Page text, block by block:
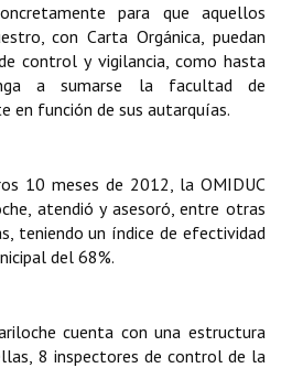
para que aquellos
con Carta Orgánica, puedan
control y vigilancia, como hasta
a sumarse la facultad de
en función de sus autarquías.
10 meses de 2012, la OMIDUC
atendió y asesoró, entre otras
teniendo un índice de efectividad
del 68%.
cuenta con una estructura
8 inspectores de control de la